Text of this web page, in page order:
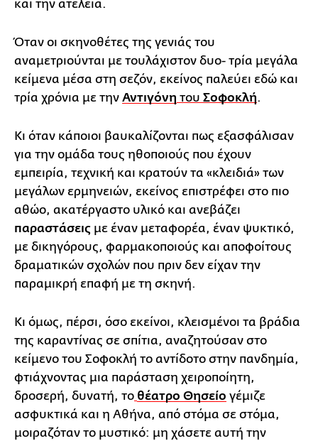
και την ατέλεια.
Όταν οι σκηνοθέτες της γενιάς του
αναμετριούνται με τουλάχιστον δυο- τρία μεγάλα
κείμενα μέσα στη σεζόν, εκείνος παλεύει εδώ και
τρία χρόνια με την Αντιγόνη του Σοφοκλή.
Κι όταν κάποιοι βαυκαλίζονται πως εξασφάλισαν
για την ομάδα τους ηθοποιούς που έχουν
εμπειρία, τεχνική και κρατούν τα «κλειδιά» των
μεγάλων ερμηνειών, εκείνος επιστρέφει στο πιο
αθώο, ακατέργαστο υλικό και ανεβάζει
παραστάσεις με έναν μεταφορέα, έναν ψυκτικό,
με δικηγόρους, φαρμακοποιούς και αποφοίτους
δραματικών σχολών που πριν δεν είχαν την
παραμικρή επαφή με τη σκηνή.
Κι όμως, πέρσι, όσο εκείνοι, κλεισμένοι τα βράδια
της καραντίνας σε σπίτια, αναζητούσαν στο
κείμενο του Σοφοκλή το αντίδοτο στην πανδημία,
φτιάχνοντας μια παράσταση χειροποίητη,
δροσερή, δυνατή, το θέατρο Θησείο γέμιζε
ασφυκτικά και η Αθήνα, από στόμα σε στόμα,
μοιραζόταν το μυστικό: μη χάσετε αυτή την